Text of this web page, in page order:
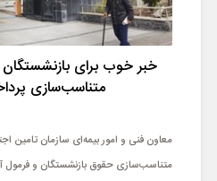
خبر خوب برای
متناسب‌سازی
معاون فنی و امور بیمه‌ای سازمان
متناسب‌سازی حقوق بازنشستگان و فرمول